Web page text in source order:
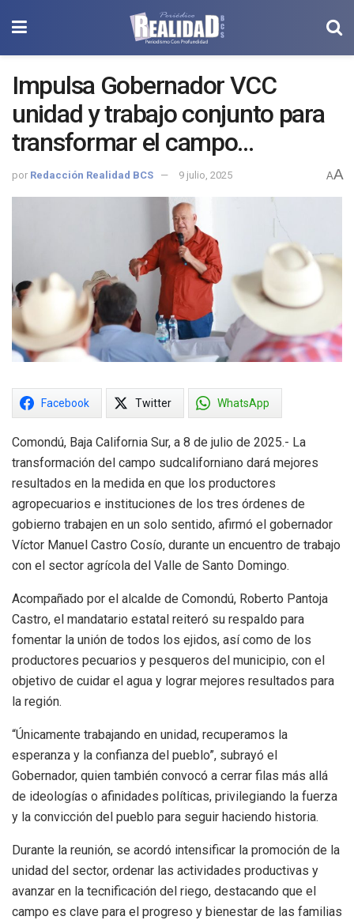
Impulsa Gobernador VCC
unidad y trabajo conjunto para
transformar el campo
sudcaliforniano
por Redacción Realidad BCS 9 julio, 2025 AA
Facebook Twitter WhatsApp
Comondú, Baja California Sur, a 8 de julio de 2025.- La
transformación del campo sudcaliforniano dará mejores
resultados en la medida en que los productores
agropecuarios e instituciones de los tres órdenes de
gobierno trabajen en un solo sentido, afirmó el gobernador
Víctor Manuel Castro Cosío, durante un encuentro de trabajo
con el sector agrícola del Valle de Santo Domingo.
Acompañado por el alcalde de Comondú, Roberto Pantoja
Castro, el mandatario estatal reiteró su respaldo para
fomentar la unión de todos los ejidos, así como de los
productores pecuarios y pesqueros del municipio, con el
objetivo de cuidar el agua y lograr mejores resultados para
la región.
“Únicamente trabajando en unidad, recuperamos la
esperanza y la confianza del pueblo”, subrayó el
Gobernador, quien también convocó a cerrar filas más allá
de ideologías o afinidades políticas, privilegiando la fuerza
y la convicción del pueblo para seguir haciendo historia.
Durante la reunión, se acordó intensificar la promoción de la
unidad del sector, ordenar las actividades productivas y
avanzar en la tecnificación del riego, destacando que el
campo es clave para el progreso y bienestar de las familias